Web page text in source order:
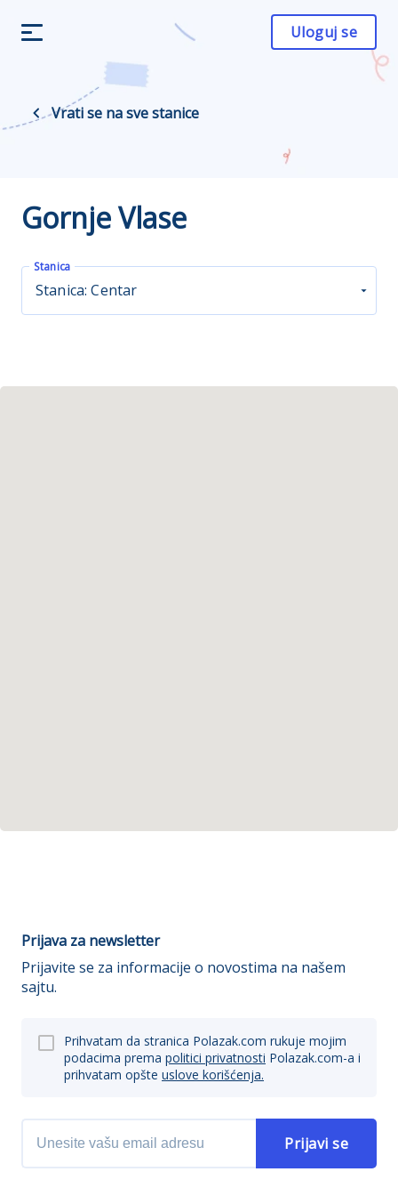
Uloguj se
Vrati se na sve stanice
Gornje Vlase
Stanica
Stanica: Centar
Prijava za newsletter
Prijavite se za informacije o novostima na našem
sajtu.
Prihvatam da stranica Polazak.com rukuje mojim
podacima prema politici privatnosti Polazak.com-a i
prihvatam opšte uslove korišćenja.
Prijavi se